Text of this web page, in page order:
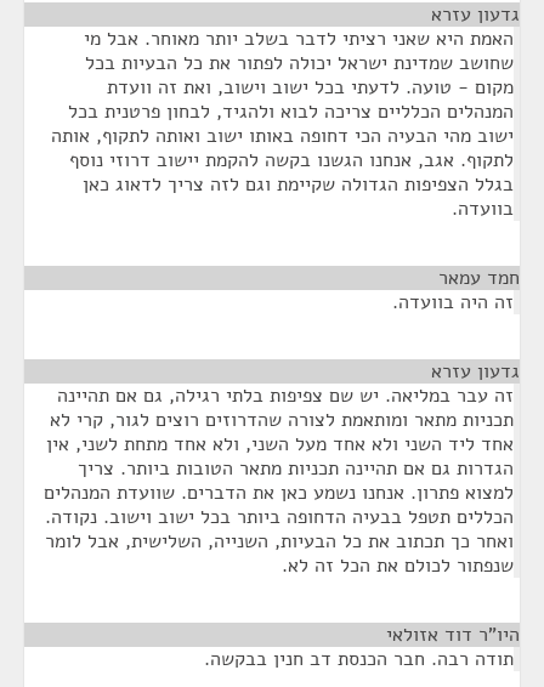
גדעון עזרא
האמת היא שאני רציתי לדבר בשלב יותר מאוחר. אבל מי
שחושב שמדינת ישראל יכולה לפתור את כל הבעיות בכל
מקום - טועה. לדעתי בכל ישוב וישוב, ואת זה וועדת
המנהלים הכלליים צריכה לבוא ולהגיד, לבחון פרטנית בכל
ישוב מהי הבעיה הכי דחופה באותו ישוב ואותה לתקוף, אותה
לתקוף. אגב, אנחנו הגשנו בקשה להקמת יישוב דרוזי נוסף
בגלל הצפיפות הגדולה שקיימת וגם לזה צריך לדאוג כאן
בוועדה.
חמד עמאר
זה היה בוועדה.
גדעון עזרא
זה עבר במליאה. יש שם צפיפות בלתי רגילה, גם אם תהיינה
תכניות מתאר ומותאמת לצורה שהדרוזים רוצים לגור, קרי לא
אחד ליד השני ולא אחד מעל השני, ולא אחד מתחת לשני, אין
הגדרות גם אם תהיינה תכניות מתאר הטובות ביותר. צריך
למצוא פתרון. אנחנו נשמע כאן את הדברים. שוועדת המנהלים
הכללים תטפל בבעיה הדחופה ביותר בכל ישוב וישוב. נקודה.
ואחר כך תכתוב את כל הבעיות, השנייה, השלישית, אבל לומר
שנפתור לכולם את הכל זה לא.
היו"ר דוד אזולאי
תודה רבה. חבר הכנסת דב חנין בבקשה.